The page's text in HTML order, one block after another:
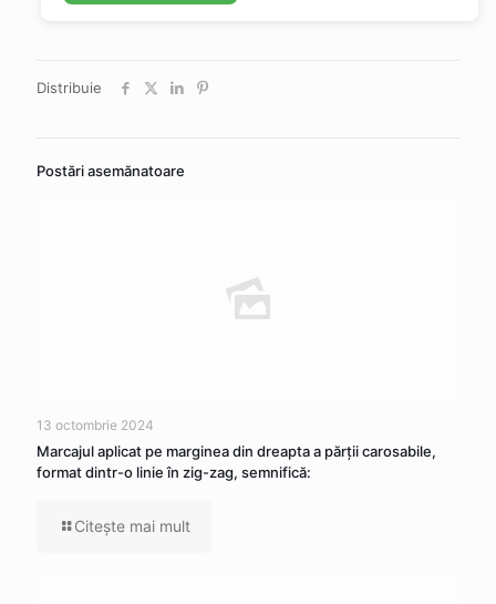
Distribuie
Postări asemănatoare
13 octombrie 2024
Marcajul aplicat pe marginea din dreapta a părţii carosabile,
format dintr-o linie în zig-zag, semnifică:
Citeşte mai mult